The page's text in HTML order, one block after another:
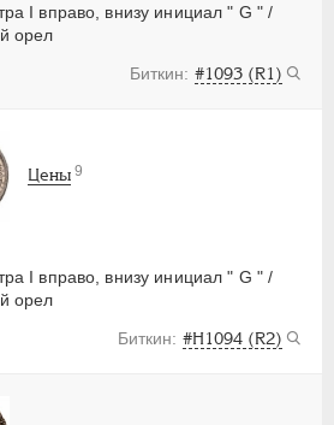
I вправо, внизу инициал " G " /
орел
#1093 (R1)
I вправо, внизу инициал " G " /
орел
#H1094 (R2)
Цены 9